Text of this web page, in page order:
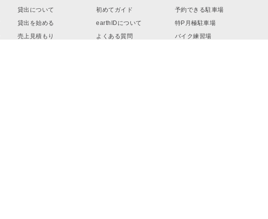
貸出について
貸出を始める
売上見積もり
初めてガイド
earthIDについて
よくある質問
予約できる駐車場
特P月極駐車場
バイク練習場